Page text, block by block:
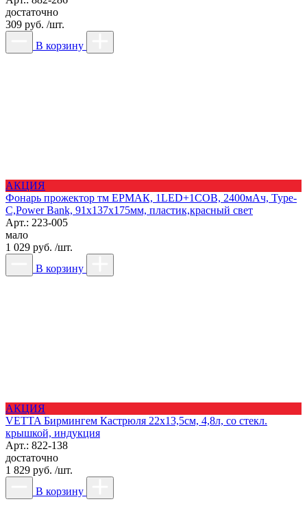
достаточно
309 руб. /шт.
В корзину
АКЦИЯ
Фонарь прожектор тм ЕРМАК, 1LED+1COB, 2400мАч, Type-
C,Power Bank, 91х137х175мм, пластик,красный свет
Арт.: 223-005
мало
1 029 руб. /шт.
В корзину
АКЦИЯ
VETTA Бирмингем Кастрюля 22х13,5см, 4,8л, со стекл.
крышкой, индукция
Арт.: 822-138
достаточно
1 829 руб. /шт.
В корзину